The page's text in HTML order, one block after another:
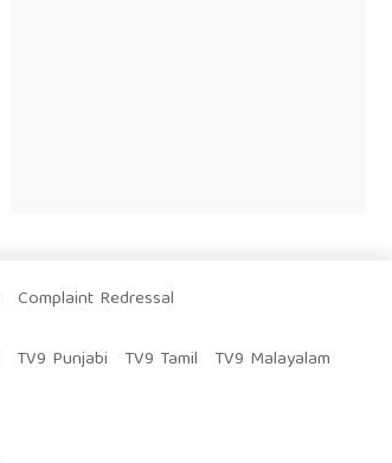
Complaint Redressal
TV9 Punjabi TV9 Tamil
TV9 Malayalam